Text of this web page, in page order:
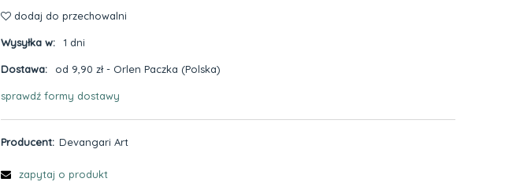
dodaj do przechowalni
Wysyłka w: 1 dni
Dostawa: od 9,90 zł - Orlen Paczka (Polska)
Cena nie zawiera ewentualnych kosztów
sprawdź formy dostawy
Producent: Devangari Art
zapytaj o produkt